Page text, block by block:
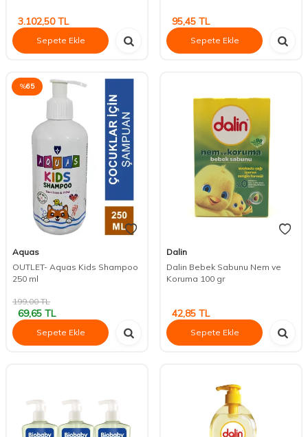
3.102,50TL
Sepete Ekle
95,45 TL
Sepete Ekle
%65
Aquas
OUTLET- Aquas Kids Shampoo
250 ml
199,00TL
69,65 TL
Sepete Ekle
Dalin
Dalin Bebek Sabunu Nem ve
Koruma 100 gr
42,85 TL
Sepete Ekle